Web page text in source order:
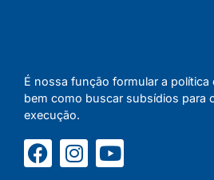
É nossa função formular a
bem como buscar subsídios para
execução.